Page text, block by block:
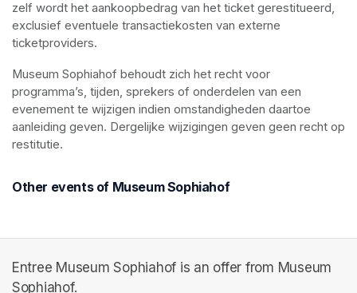
zelf wordt het aankoopbedrag van het ticket gerestitueerd,
exclusief eventuele transactiekosten van externe
ticketproviders.
Museum Sophiahof behoudt zich het recht voor
programma’s, tijden, sprekers of onderdelen van een
evenement te wijzigen indien omstandigheden daartoe
aanleiding geven. Dergelijke wijzigingen geven geen recht op
restitutie.
Other events of Museum Sophiahof
Entree Museum Sophiahof is an offer from Museum
Sophiahof.